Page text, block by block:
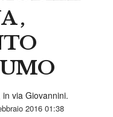
,
via Giovannini.
2016 01:38